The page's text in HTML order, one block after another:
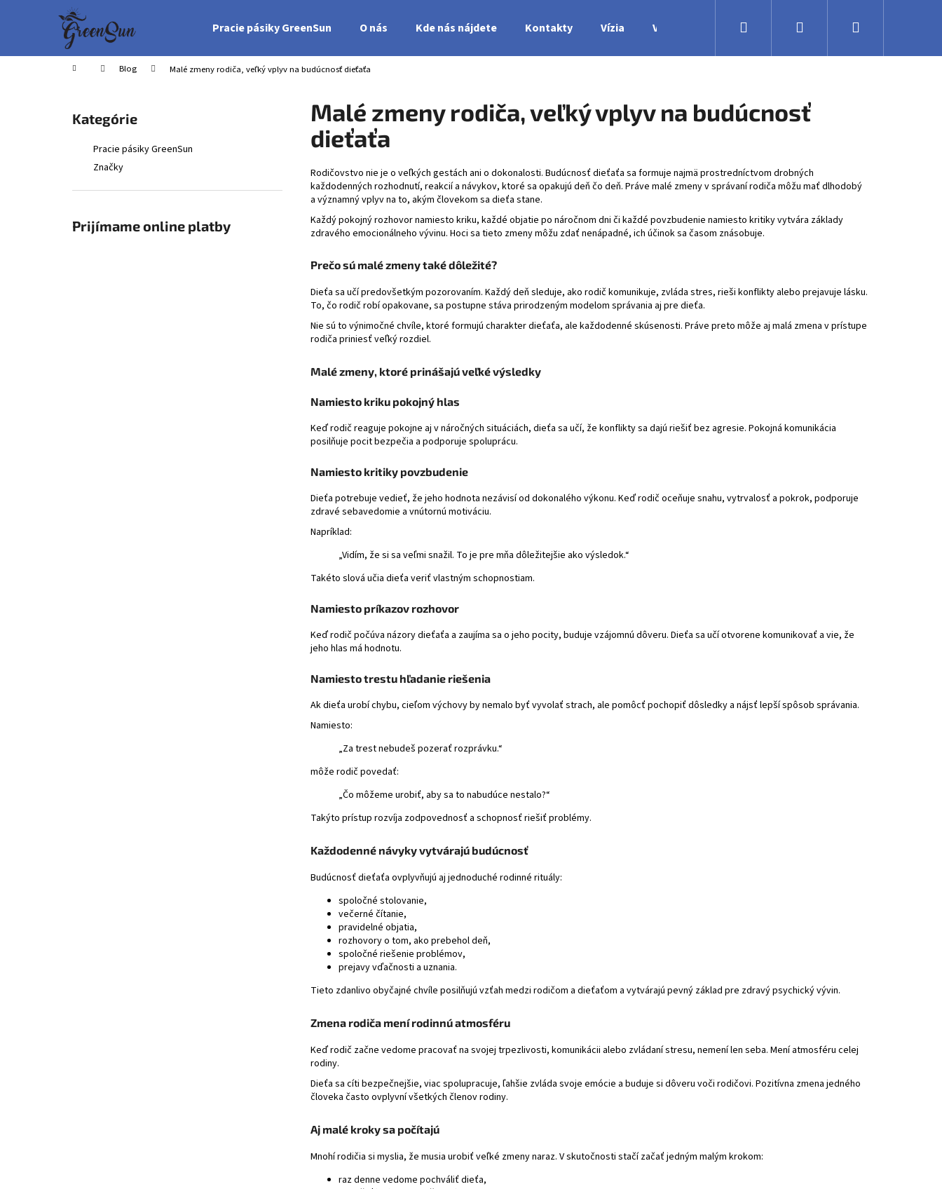
Pracie pásiky GreenSun O nás Kde nás nájdete Kontakty Vízia Výroba Obchodné podmienky Veľkoobchodná
Prihlásenie
Domov Blog Malé zmeny rodiča, veľký vplyv na budúcnosť dieťaťa
Preskočiť
kategórie
Kategórie
Pracie pásiky GreenSun
Značky
Prijímame online platby
Malé zmeny rodiča, veľký vplyv na budúcnosť
dieťaťa
Rodičovstvo nie je o veľkých gestách ani o dokonalosti. Budúcnosť dieťaťa sa formuje najmä prostredníctvom drobných
každodenných rozhodnutí, reakcií a návykov, ktoré sa opakujú deň čo deň. Práve malé zmeny v správaní rodiča môžu mať dlhodobý
a významný vplyv na to, akým človekom sa dieťa stane.
Každý pokojný rozhovor namiesto kriku, každé objatie po náročnom dni či každé povzbudenie namiesto kritiky vytvára základy
zdravého emocionálneho vývinu. Hoci sa tieto zmeny môžu zdať nenápadné, ich účinok sa časom znásobuje.
Prečo sú malé zmeny také dôležité?
Dieťa sa učí predovšetkým pozorovaním. Každý deň sleduje, ako rodič komunikuje, zvláda stres, rieši konflikty alebo prejavuje lásku.
To, čo rodič robí opakovane, sa postupne stáva prirodzeným modelom správania aj pre dieťa.
Nie sú to výnimočné chvíle, ktoré formujú charakter dieťaťa, ale každodenné skúsenosti. Práve preto môže aj malá zmena v prístupe
rodiča priniesť veľký rozdiel.
Malé zmeny, ktoré prinášajú veľké výsledky
Namiesto kriku pokojný hlas
Keď rodič reaguje pokojne aj v náročných situáciách, dieťa sa učí, že konflikty sa dajú riešiť bez agresie. Pokojná komunikácia
posilňuje pocit bezpečia a podporuje spoluprácu.
Namiesto kritiky povzbudenie
Dieťa potrebuje vedieť, že jeho hodnota nezávisí od dokonalého výkonu. Keď rodič oceňuje snahu, vytrvalosť a pokrok, podporuje
zdravé sebavedomie a vnútornú motiváciu.
Napríklad:
„Vidím, že si sa veľmi snažil. To je pre mňa dôležitejšie ako výsledok.“
Takéto slová učia dieťa veriť vlastným schopnostiam.
Namiesto príkazov rozhovor
Keď rodič počúva názory dieťaťa a zaujíma sa o jeho pocity, buduje vzájomnú dôveru. Dieťa sa učí otvorene komunikovať a vie, že
jeho hlas má hodnotu.
Namiesto trestu hľadanie riešenia
Ak dieťa urobí chybu, cieľom výchovy by nemalo byť vyvolať strach, ale pomôcť pochopiť dôsledky a nájsť lepší spôsob správania.
Namiesto:
„Za trest nebudeš pozerať rozprávku.“
môže rodič povedať:
„Čo môžeme urobiť, aby sa to nabudúce nestalo?“
Takýto prístup rozvíja zodpovednosť a schopnosť riešiť problémy.
Každodenné návyky vytvárajú budúcnosť
Budúcnosť dieťaťa ovplyvňujú aj jednoduché rodinné rituály:
spoločné stolovanie,
večerné čítanie,
pravidelné objatia,
rozhovory o tom, ako prebehol deň,
spoločné riešenie problémov,
prejavy vďačnosti a uznania.
Tieto zdanlivo obyčajné chvíle posilňujú vzťah medzi rodičom a dieťaťom a vytvárajú pevný základ pre zdravý psychický vývin.
Zmena rodiča mení rodinnú atmosféru
Keď rodič začne vedome pracovať na svojej trpezlivosti, komunikácii alebo zvládaní stresu, nemení len seba. Mení atmosféru celej
rodiny.
Dieťa sa cíti bezpečnejšie, viac spolupracuje, ľahšie zvláda svoje emócie a buduje si dôveru voči rodičovi. Pozitívna zmena jedného
človeka často ovplyvní všetkých členov rodiny.
Aj malé kroky sa počítajú
Mnohí rodičia si myslia, že musia urobiť veľké zmeny naraz. V skutočnosti stačí začať jedným malým krokom:
raz denne vedome pochváliť dieťa,
í
Späť
do
Späť
do
Čo potrebujete nájsť?